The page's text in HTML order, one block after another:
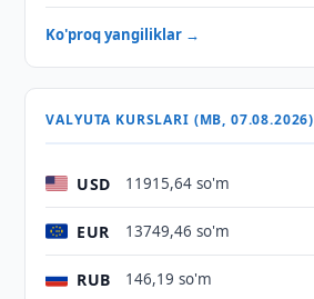
Ko'proq yangiliklar →
VALYUTA KURSLARI (MB, 07.08.2026)
USD 11915,64 so'm
EUR 13749,46 so'm
RUB 146,19 so'm